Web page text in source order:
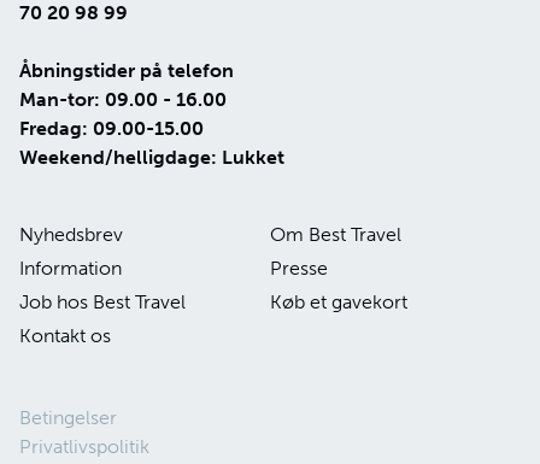
70 20 98 99
Åbningstider på telefon
Man-tor: 09.00 - 16.00
Fredag: 09.00-15.00
Weekend/helligdage: Lukket
Nyhedsbrev
Om Best Travel
Information
Presse
Job hos Best Travel
Køb et gavekort
Kontakt os
Betingelser
Privatlivspolitik